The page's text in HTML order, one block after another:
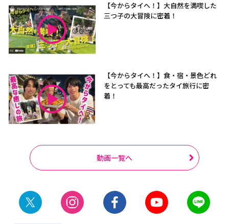
【今からタイへ！】大自然を満喫した
三つ子の大冒険に密着！
【今からタイへ！】食・宿・景色どれ
をとっても最高だったタイ旅行に密
着！
動画一覧へ